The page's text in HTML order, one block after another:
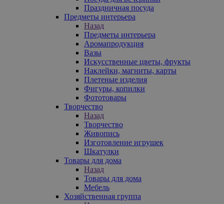
Праздничная посуда
Предметы интерьера
Назад
Предметы интерьера
Аромапродукция
Вазы
Искусственные цветы, фрукты
Наклейки, магниты, карты
Плетеные изделия
Фигуры, копилки
Фототовары
Творчество
Назад
Творчество
Живопись
Изготовление игрушек
Шкатулки
Товары для дома
Назад
Товары для дома
Мебель
Хозяйственная группа